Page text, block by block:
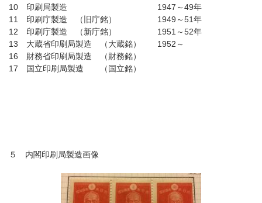
10 印刷局製造 1947～49年
11 印刷庁製造 （旧庁銘） 1949～51年
12 印刷庁製造 （新庁銘） 1951～52年
13 大蔵省印刷局製造 （大蔵銘） 1952～
16 財務省印刷局製造 （財務銘）
17 国立印刷局製造 （国立銘）
５ 内閣印刷局製造画像